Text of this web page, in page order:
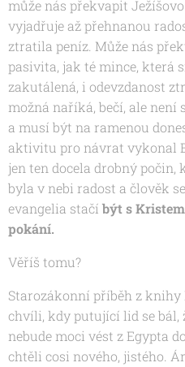
může nás překvapit
vyjadřuje až přehnanou
ztratila peníz. Může nás
pasivita, jak té mince, která
zakutálená, i odevzdanost
možná naříká, bečí, ale není
a musí být na ramenou
aktivitu pro návrat vykonal
jen ten docela drobný
byla v nebi radost a člověk
evangelia stačí být s
pokání.
Věříš tomu?
Starozákonní příběh z knihy
chvíli, kdy putující lid se bál,
nebude moci vést z Egypta
chtěli cosi nového, jistého.